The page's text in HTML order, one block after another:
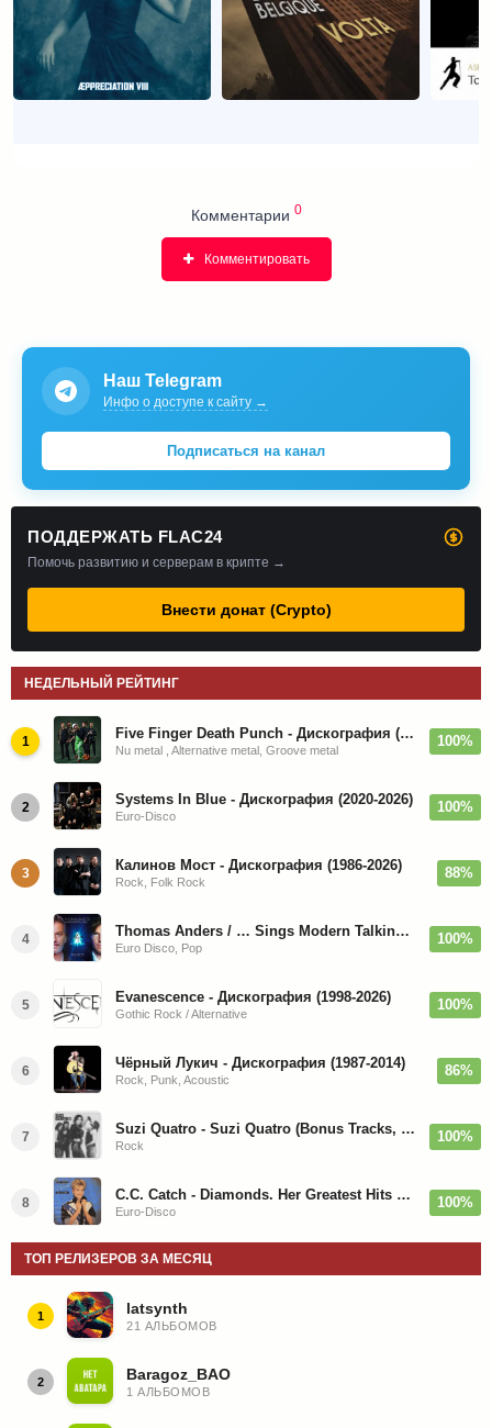
Комментарии 0
Комментировать
Наш Telegram
Инфо о доступе к сайту →
Подписаться на канал
ПОДДЕРЖАТЬ FLAC24
Помочь развитию и серверам в крипте →
Внести донат (Crypto)
НЕДЕЛЬНЫЙ РЕЙТИНГ
1 Five Finger Death Punch - Дискография (2008-2026)
Nu metal , Alternative metal, Groove metal
100%
2 Systems In Blue - Дискография (2020-2026)
Euro-Disco
100%
3 Калинов Мост - Дискография (1986-2026)
Rock, Folk Rock
88%
4 Thomas Anders / … Sings Modern Talking: The Best hi-res
Euro Disco, Pop
100%
5 Evanescence - Дискография (1998-2026)
Gothic Rock / Alternative
100%
6 Чёрный Лукич - Дискография (1987-2014)
Rock, Punk, Acoustic
86%
7 Suzi Quatro - Suzi Quatro (Bonus Tracks, Remaster) 1973/2022
Rock
100%
8 C.C. Catch - Diamonds. Her Greatest Hits 1988
Euro-Disco
100%
ТОП РЕЛИЗЕРОВ ЗА МЕСЯЦ
1 latsynth
21 АЛЬБОМОВ
2 Baragoz_BAO
1 АЛЬБОМОВ